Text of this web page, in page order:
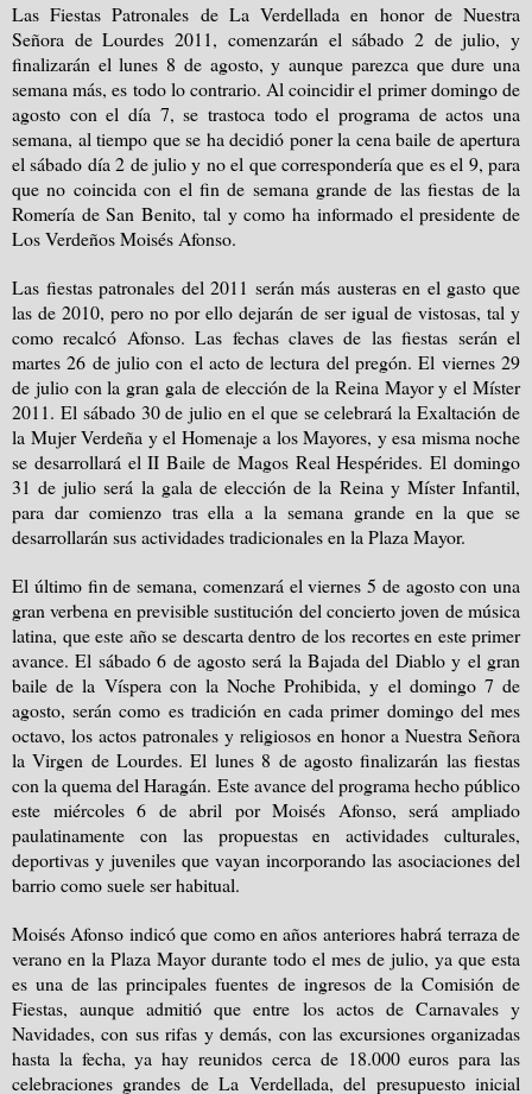
Las Fiestas Patronales de La Verdellada en honor de Nuestra
Señora de Lourdes 2011, comenzarán el sábado 2 de julio, y
finalizarán el lunes 8 de agosto, y aunque parezca que dure una
semana más, es todo lo contrario. Al coincidir el primer domingo de
agosto con el día 7, se trastoca todo el programa de actos una
semana, al tiempo que se ha decidió poner la cena baile de apertura
el sábado día 2 de julio y no el que correspondería que es el 9, para
que no coincida con el fin de semana grande de las fiestas de la
Romería de San Benito, tal y como ha informado el presidente de
Los Verdeños Moisés Afonso.
Las fiestas patronales del 2011 serán más austeras en el gasto que
las de 2010, pero no por ello dejarán de ser igual de vistosas, tal y
como recalcó Afonso. Las fechas claves de las fiestas serán el
martes 26 de julio con el acto de lectura del pregón. El viernes 29
de julio con la gran gala de elección de la Reina Mayor y el Míster
2011. El sábado 30 de julio en el que se celebrará la Exaltación de
la Mujer Verdeña y el Homenaje a los Mayores, y esa misma noche
se desarrollará el II Baile de Magos Real Hespérides. El domingo
31 de julio será la gala de elección de la Reina y Míster Infantil,
para dar comienzo tras ella a la semana grande en la que se
desarrollarán sus actividades tradicionales en la Plaza Mayor.
El último fin de semana, comenzará el viernes 5 de agosto con una
gran verbena en previsible sustitución del concierto joven de música
latina, que este año se descarta dentro de los recortes en este primer
avance. El sábado 6 de agosto será la Bajada del Diablo y el gran
baile de la Víspera con la Noche Prohibida, y el domingo 7 de
agosto, serán como es tradición en cada primer domingo del mes
octavo, los actos patronales y religiosos en honor a Nuestra Señora
la Virgen de Lourdes. El lunes 8 de agosto finalizarán las fiestas
con la quema del Haragán. Este avance del programa hecho público
este miércoles 6 de abril por Moisés Afonso, será ampliado
paulatinamente con las propuestas en actividades culturales,
deportivas y juveniles que vayan incorporando las asociaciones del
barrio como suele ser habitual.
Moisés Afonso indicó que como en años anteriores habrá terraza de
verano en la Plaza Mayor durante todo el mes de julio, ya que esta
es una de las principales fuentes de ingresos de la Comisión de
Fiestas, aunque admitió que entre los actos de Carnavales y
Navidades, con sus rifas y demás, con las excursiones organizadas
hasta la fecha, ya hay reunidos cerca de 18.000 euros para las
celebraciones grandes de La Verdellada, del presupuesto inicial